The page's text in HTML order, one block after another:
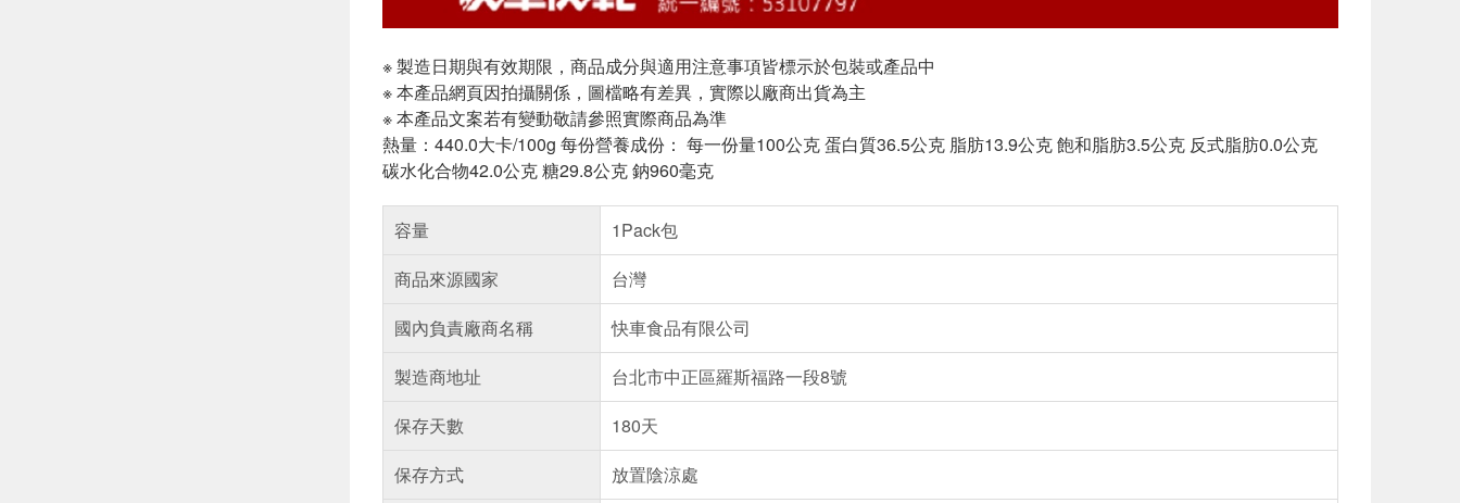
※ 製造日期與有效期限，商品成分與適用注意事項皆標示於包裝或產品中
※ 本產品網頁因拍攝關係，圖檔略有差異，實際以廠商出貨為主
※ 本產品文案若有變動敬請參照實際商品為準
熱量：440.0大卡/100g 每份營養成份： 每一份量100公克 蛋白質36.5公克 脂肪13.9公克 飽和脂肪3.5公克 反式脂肪0.0公克
碳水化合物42.0公克 糖29.8公克 鈉960毫克
容量
1Pack包
商品來源國家
台灣
國內負責廠商名稱
快車食品有限公司
製造商地址
台北市中正區羅斯福路一段8號
保存天數
180天
保存方式
放置陰涼處